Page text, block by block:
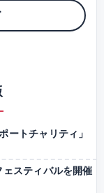
ートチャリティ」
スティバルを開催